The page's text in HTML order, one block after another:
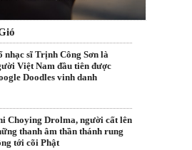
nhạc sĩ Trịnh Công Sơn là
Việt Nam đầu tiên được
Doodles vinh danh
Choying Drolma, người cất lên
thanh âm thần thánh rung
tới cõi Phật